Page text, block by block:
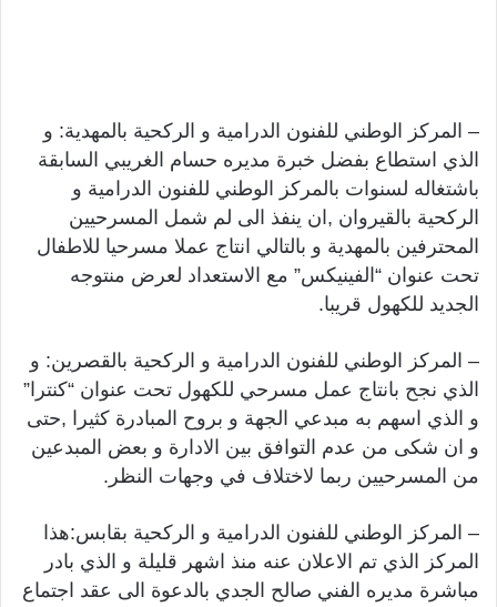
– المركز الوطني للفنون الدرامية و الركحية بالمهدية: و
الذي استطاع بفضل خبرة مديره حسام الغريبي السابقة
باشتغاله لسنوات بالمركز الوطني للفنون الدرامية و
الركحية بالقيروان ,ان ينفذ الى لم شمل المسرحيين
المحترفين بالمهدية و بالتالي انتاج عملا مسرحيا للاطفال
تحت عنوان “الفينيكس” مع الاستعداد لعرض منتوجه
الجديد للكهول قريبا.
– المركز الوطني للفنون الدرامية و الركحية بالقصرين: و
الذي نجح بانتاج عمل مسرحي للكهول تحت عنوان “كنترا”
و الذي اسهم به مبدعي الجهة و بروح المبادرة كثيرا ,حتى
و ان شكى من عدم التوافق بين الادارة و بعض المبدعين
من المسرحيين ربما لاختلاف في وجهات النظر.
– المركز الوطني للفنون الدرامية و الركحية بقابس:هذا
المركز الذي تم الاعلان عنه منذ اشهر قليلة و الذي بادر
مباشرة مديره الفني صالح الجدي بالدعوة الى عقد اجتماع